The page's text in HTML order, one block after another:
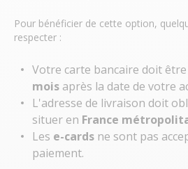
Pour bénéficier de cette option,
respecter :
Votre carte bancaire doit
mois après la date de votre
L'adresse de livraison doit
situer en France
Les e-cards ne sont pas
paiement.